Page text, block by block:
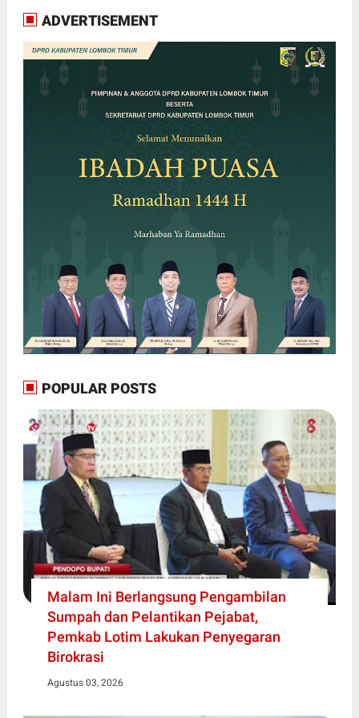
ADVERTISEMENT
POPULAR POSTS
Malam Ini Berlangsung Pengambilan
Sumpah dan Pelantikan Pejabat,
Pemkab Lotim Lakukan Penyegaran
Birokrasi
Agustus 03, 2026